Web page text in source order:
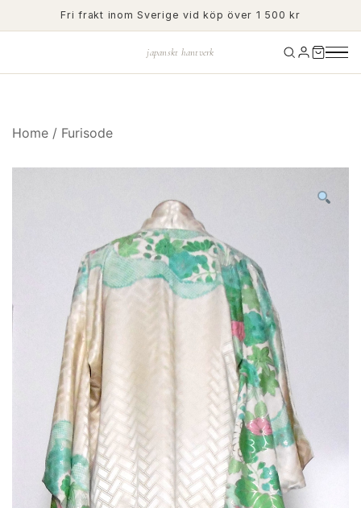
to
Fri frakt inom Sverige vid köp över 1 500 kr
japanskt hantverk
Home / Furisode